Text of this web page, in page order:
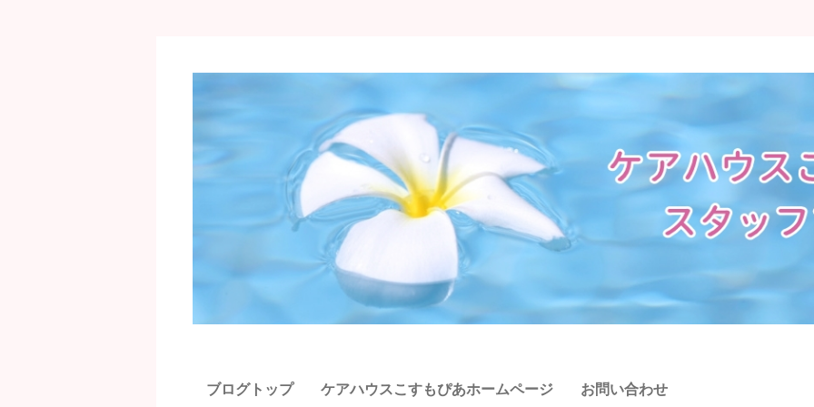
ブログトップ ケアハウスこすもぴあホームページ お問い合わせ